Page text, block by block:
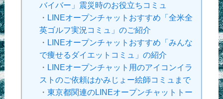
バイバー」震災時のお役立ちコミュ
・ LINEオープンチャットおすすめ「全米全
英ゴルフ実況コミュ」のご紹介
・ LINEオープンチャットおすすめ「みんな
で痩せるダイエットコミュ」の紹介
・ LINEオープンチャット用のアイコンイラ
ストのご依頼はかみじょー絵師コミュまで
・ 東京都関連のLINEオープンチャットトー